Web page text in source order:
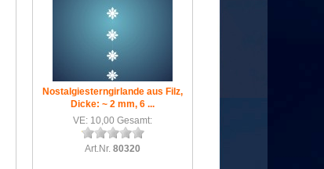
Nostalgiesterngirlande aus Filz,
Dicke: ~ 2 mm, 6 ...
VE: 10,00 Gesamt:
Art.Nr. 80320